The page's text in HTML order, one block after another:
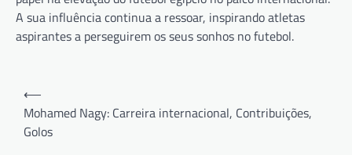
A sua influência continua a ressoar, inspirando atletas
aspirantes a perseguirem os seus sonhos no futebol.
Post
navigation
⟵
Mohamed Nagy: Carreira internacional, Contribuições,
Golos